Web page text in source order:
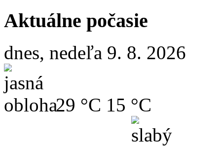
Aktuálne počasie
dnes, nedeľa 9. 8. 2026
29 °C 15 °C